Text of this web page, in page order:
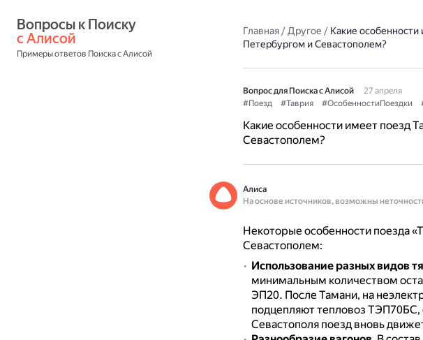
с Алисой
Примеры ответов Поиска с Алисой
Главная/Другое / Какие
Петербургом и Севастополем?
Вопрос для Поиска с Алисой
27 апреля
#Поезд
#Таврия #ОсобенностиПоездки
Какие особенности имеет поезд
Севастополем?
Алиса
На основе источников, возможны
Некоторые особенности поезда
Севастополем:
Использование разных видов
минимальным количеством
ЭП20. После Тамани, на
подцепляют тепловоз
Севастополя поезд вновь